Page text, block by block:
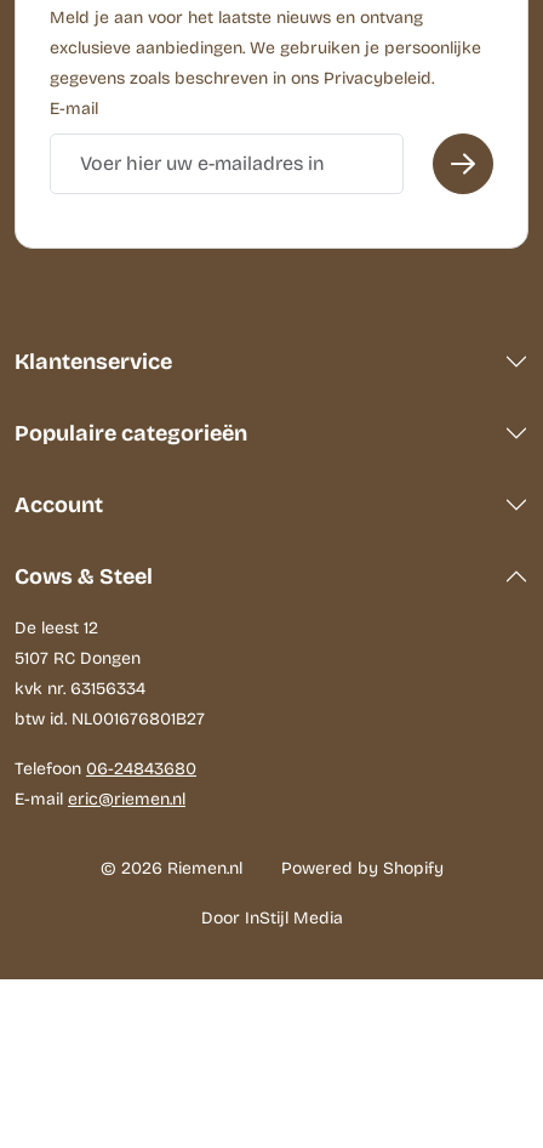
Meld je aan voor het laatste nieuws en ontvang
exclusieve aanbiedingen. We gebruiken je persoonlijke
gegevens zoals beschreven in ons Privacybeleid.
E-mail
Klantenservice
Populaire categorieën
Account
Cows & Steel
De leest 12
5107 RC Dongen
kvk nr. 63156334
btw id. NL001676801B27
Telefoon 06-24843680
E-mail eric@riemen.nl
© 2026 Riemen.nl Powered by Shopify
Door InStijl Media